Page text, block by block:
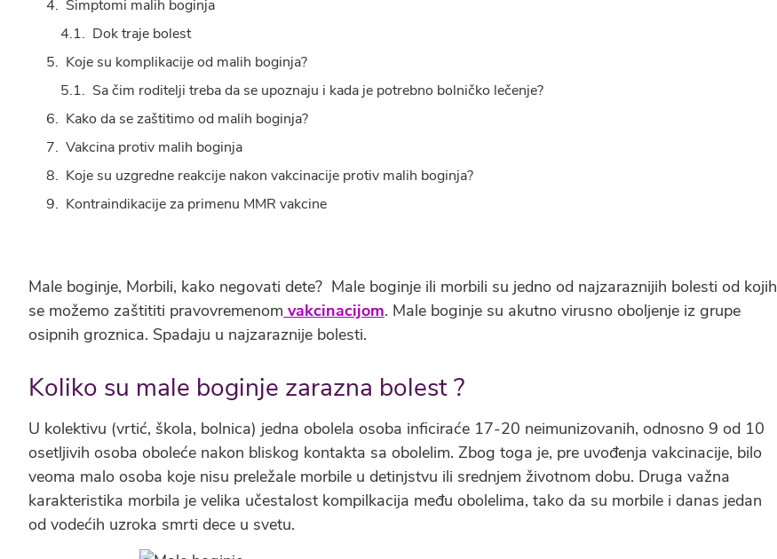
Simptomi malih boginja
Dok traje bolest
Koje su komplikacije od malih boginja?
Sa čim roditelji treba da se upoznaju i kada je potrebno bolničko lečenje?
Kako da se zaštitimo od malih boginja?
Vakcina protiv malih boginja
Koje su uzgredne reakcije nakon vakcinacije protiv malih boginja?
Kontraindikacije za primenu MMR vakcine
Male boginje, Morbili, kako negovati dete? Male boginje ili morbili su jedno od najzaraznijih bolesti od kojih
se možemo zaštititi pravovremenom vakcinacijom. Male boginje su akutno virusno oboljenje iz grupe
osipnih groznica. Spadaju u najzaraznije bolesti.
Koliko su male boginje zarazna bolest ?
U kolektivu (vrtić, škola, bolnica) jedna obolela osoba inficiraće 17-20 neimunizovanih, odnosno 9 od 10
osetljivih osoba oboleće nakon bliskog kontakta sa obolelim. Zbog toga je, pre uvođenja vakcinacije, bilo
veoma malo osoba koje nisu preležale morbile u detinjstvu ili srednjem životnom dobu. Druga važna
karakteristika morbila je velika učestalost kompilkacija među obolelima, tako da su morbile i danas jedan
od vodećih uzroka smrti dece u svetu.